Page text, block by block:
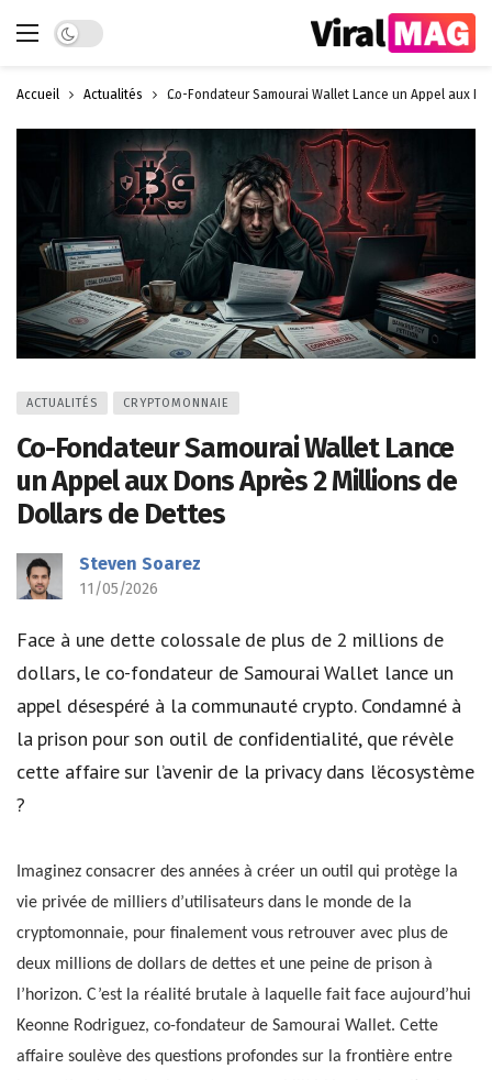
Dark mode
Accueil Actualités Co-Fondateur Samourai Wallet Lance un Appel aux
ACTUALITÉS CRYPTOMONNAIE
Co-Fondateur Samourai Wallet Lance
un Appel aux Dons Après 2 Millions de
Dollars de Dettes
Steven Soarez
11/05/2026
Face à une dette colossale de plus de 2 millions de
dollars, le co-fondateur de Samourai Wallet lance un
appel désespéré à la communauté crypto. Condamné à
la prison pour son outil de confidentialité, que révèle
cette affaire sur l’avenir de la privacy dans l’écosystème
?
Imaginez consacrer des années à créer un outil qui protège la
vie privée de milliers d’utilisateurs dans le monde de la
cryptomonnaie, pour finalement vous retrouver avec plus de
deux millions de dollars de dettes et une peine de prison à
l’horizon. C’est la réalité brutale à laquelle fait face aujourd’hui
Keonne Rodriguez, co-fondateur de Samourai Wallet. Cette
affaire soulève des questions profondes sur la frontière entre